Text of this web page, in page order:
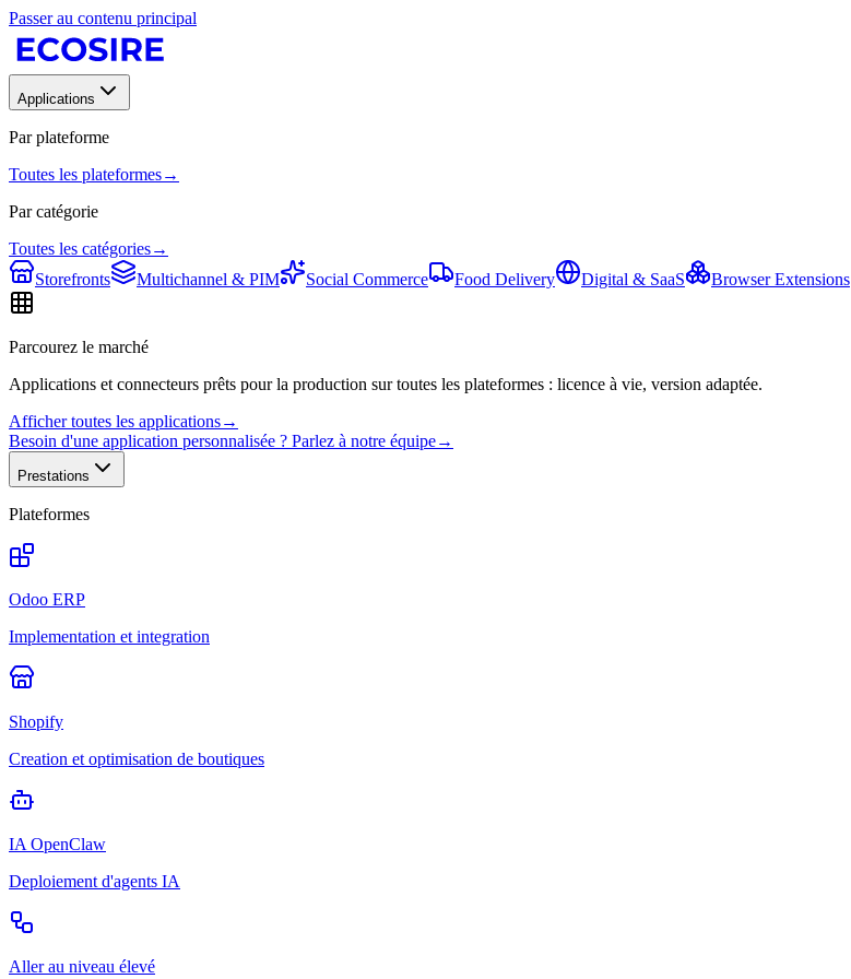
Passer au contenu principal
Applications
Par plateforme
Toutes les plateformes→
Par catégorie
Toutes les catégories→
Storefronts
Multichannel & PIM Social Commerce Food Delivery Digital & SaaS Browser Extensions
Parcourez le marché
Applications et connecteurs prêts pour la production sur toutes les plateformes : licence à vie, version adaptée.
Afficher toutes les applications→
Besoin d'une application personnalisée ? Parlez à notre équipe→
Prestations
Plateformes
Odoo ERP
Implementation et integration
Shopify
Creation et optimisation de boutiques
IA OpenClaw
Deploiement d'agents IA
Aller au niveau élevé